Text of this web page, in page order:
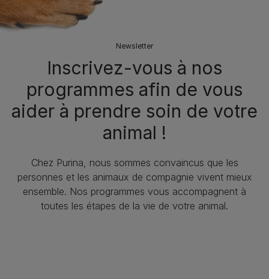
Newsletter
Inscrivez-vous à nos
programmes afin de vous
aider à prendre soin de votre
animal !
Chez Purina, nous sommes convaincus que les
personnes et les animaux de compagnie vivent mieux
ensemble. Nos programmes vous accompagnent à
toutes les étapes de la vie de votre animal.​